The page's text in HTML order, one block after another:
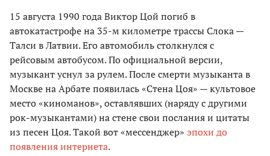
15 августа 1990 года Виктор Цой погиб в
автокатастрофе на 35-м километре трассы Слока —
Талси в Латвии. Его автомобиль столкнулся с
рейсовым автобусом. По официальной версии,
музыкант уснул за рулем. После смерти музыканта в
Москве на Арбате появилась «Стена Цоя» — культовое
место «киноманов», оставлявших (наряду с другими
рок-музыкантами) на стене свои послания и цитаты
из песен Цоя. Такой вот «мессенджер» эпохи до
появления интернета.